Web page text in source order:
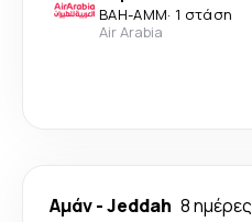
BAH-AMM· 1 στάση
Air Arabia
Αμάν-Jeddah 8 ημέρες